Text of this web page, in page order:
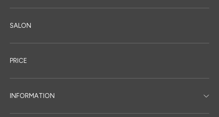
SALON
PRICE
INFORMATION